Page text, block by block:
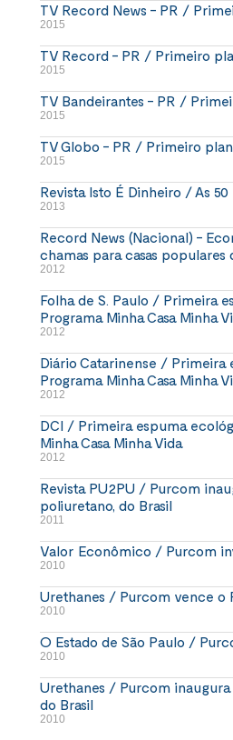
TV Record News - PR /
2015
TV Record - PR / Primeiro
2015
TV Bandeirantes - PR /
2015
TV Globo - PR / Primeiro
2015
Revista Isto É Dinheiro / As
2013
Record News (Nacional) -
chamas para casas populares
2012
Folha de S. Paulo / Primeira
Programa Minha Casa Minha
2012
Diário Catarinense / Primeira
Programa Minha Casa Minha
2012
DCI / Primeira espuma
Minha Casa Minha Vida
2012
Revista PU2PU / Purcom
poliuretano, do Brasil
2011
Valor Econômico / Purcom
2010
Urethanes / Purcom vence o
2010
O Estado de São Paulo /
2010
Urethanes / Purcom
do Brasil
2010